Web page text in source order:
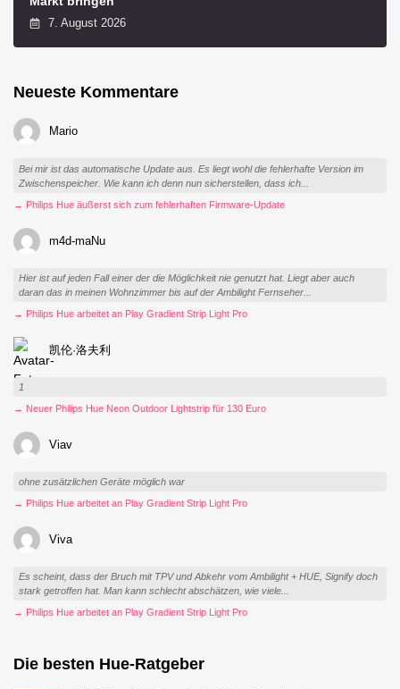
7. August 2026
Neueste Kommentare
Mario
Bei mir ist das automatische Update aus. Es liegt wohl die fehlerhafte Version im
Zwischenspeicher. Wie kann ich denn nun sicherstellen, dass ich...
→ Philips Hue äußerst sich zum fehlerhaften Firmware-Update
m4d-maNu
Hier ist auf jeden Fall einer der die Möglichkeit nie genutzt hat. Liegt aber auch
daran das in meinen Wohnzimmer bis auf der Ambilight Fernseher...
→ Philips Hue arbeitet an Play Gradient Strip Light Pro
凯伦·洛夫利
1
→ Neuer Philips Hue Neon Outdoor Lightstrip für 130 Euro
Viav
ohne zusätzlichen Geräte möglich war
→ Philips Hue arbeitet an Play Gradient Strip Light Pro
Viva
Es scheint, dass der Bruch mit TPV und Abkehr vom Ambilight + HUE, Signify doch
stark getroffen hat. Man kann schlecht abschätzen, wie viele...
→ Philips Hue arbeitet an Play Gradient Strip Light Pro
Die besten Hue-Ratgeber